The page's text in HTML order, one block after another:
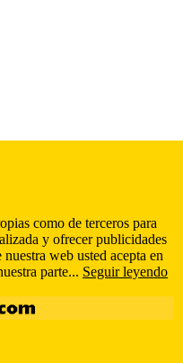
como de terceros para
y ofrecer publicidades
web usted acepta en
parte... Seguir leyendo